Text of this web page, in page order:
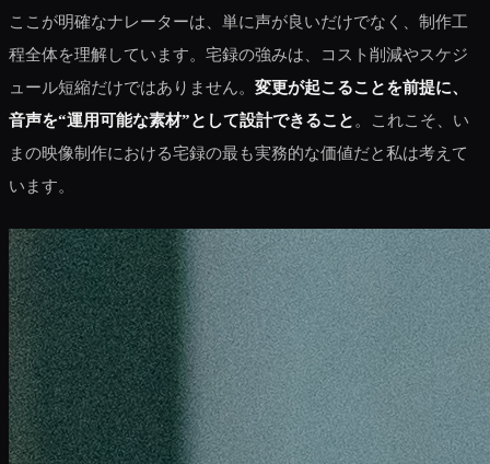
ここが明確なナレーターは、単に声が良いだけでなく、制作工
程全体を理解しています。宅録の強みは、コスト削減やスケジ
ュール短縮だけではありません。 変更が起こることを前提に、
音声を“運用可能な素材”として設計できること 。これこそ、い
まの映像制作における宅録の最も実務的な価値だと私は考えて
います。